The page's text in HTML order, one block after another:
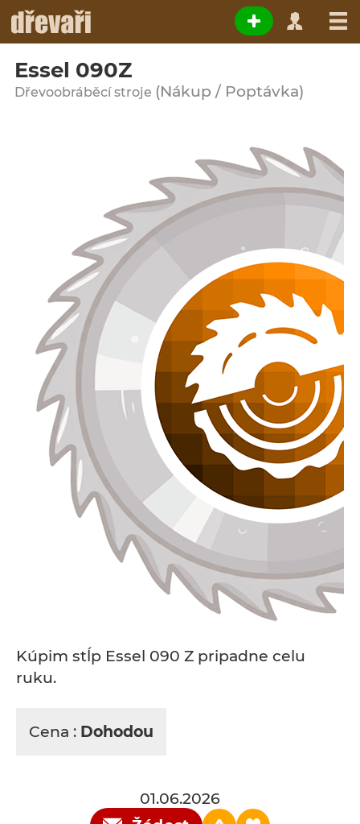
Essel 090Z
Dřevoobráběcí stroje (Nákup / Poptávka)
Kúpim stĺp Essel 090 Z pripadne celu
ruku.
Cena : Dohodou
01.06.2026